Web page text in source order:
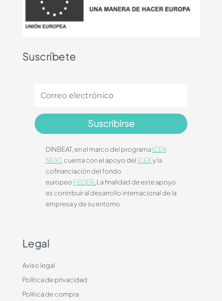
Suscríbete
Suscribirse
DINBEAT, en el marco del programaICEX
NEXT, cuenta con el apoyo del ICEXy la
cofinanciación del fondo
europeo FEDER. La finalidad de este apoyo
es contribuir al desarrollo internacional de la
empresa y de su entorno.
Legal
Aviso legal
Política de privacidad
Política de compra